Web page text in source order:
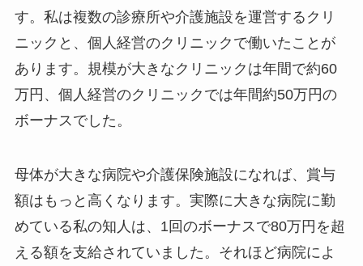
す。私は複数の診療所や介護施設を運営するクリ
ニックと、個人経営のクリニックで働いたことが
あります。規模が大きなクリニックは年間で約60
万円、個人経営のクリニックでは年間約50万円の
ボーナスでした。
母体が大きな病院や介護保険施設になれば、賞与
額はもっと高くなります。実際に大きな病院に勤
めている私の知人は、1回のボーナスで80万円を超
える額を支給されていました。それほど病院によ